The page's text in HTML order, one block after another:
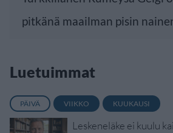
pitkänä maailman pisin
Luetuimmat
PÄIVÄ VIIKKO KUUKAUSI
Leskeneläke ei kuulu